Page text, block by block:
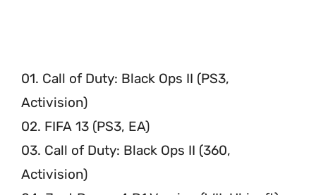
01. Call of Duty: Black Ops II (PS3,
Activision)
02. FIFA 13 (PS3, EA)
03. Call of Duty: Black Ops II (360,
Activision)